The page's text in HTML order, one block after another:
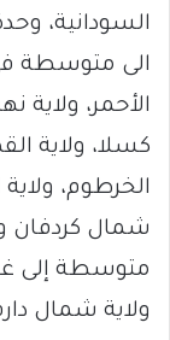
السودانية،
الى متوسطة في
الأحمر، ولاية
كسلا، ولاية
الخرطوم، ولاية
شمال كردفان و
متوسطة إلى
ولاية شمال